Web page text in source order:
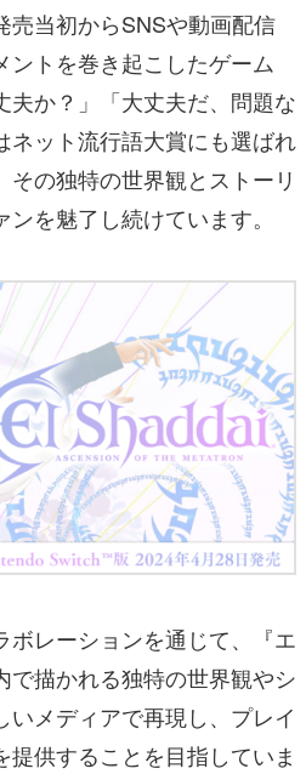
売当初からSNSや動画配信
ントを巻き起こしたゲーム
夫か？」「大丈夫だ、問題な
ネット流行語大賞にも選ばれ
その独特の世界観とストーリ
を魅了し続けています。
ボレーションを通じて、『エ
で描かれる独特の世界観やシ
いメディアで再現し、プレイ
供することを目指していま